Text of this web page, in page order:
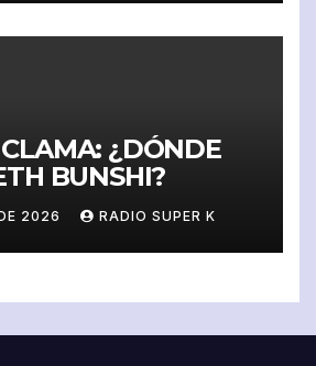
¿DÓNDE
BUNSHI?
2026 RADIO SUPER K